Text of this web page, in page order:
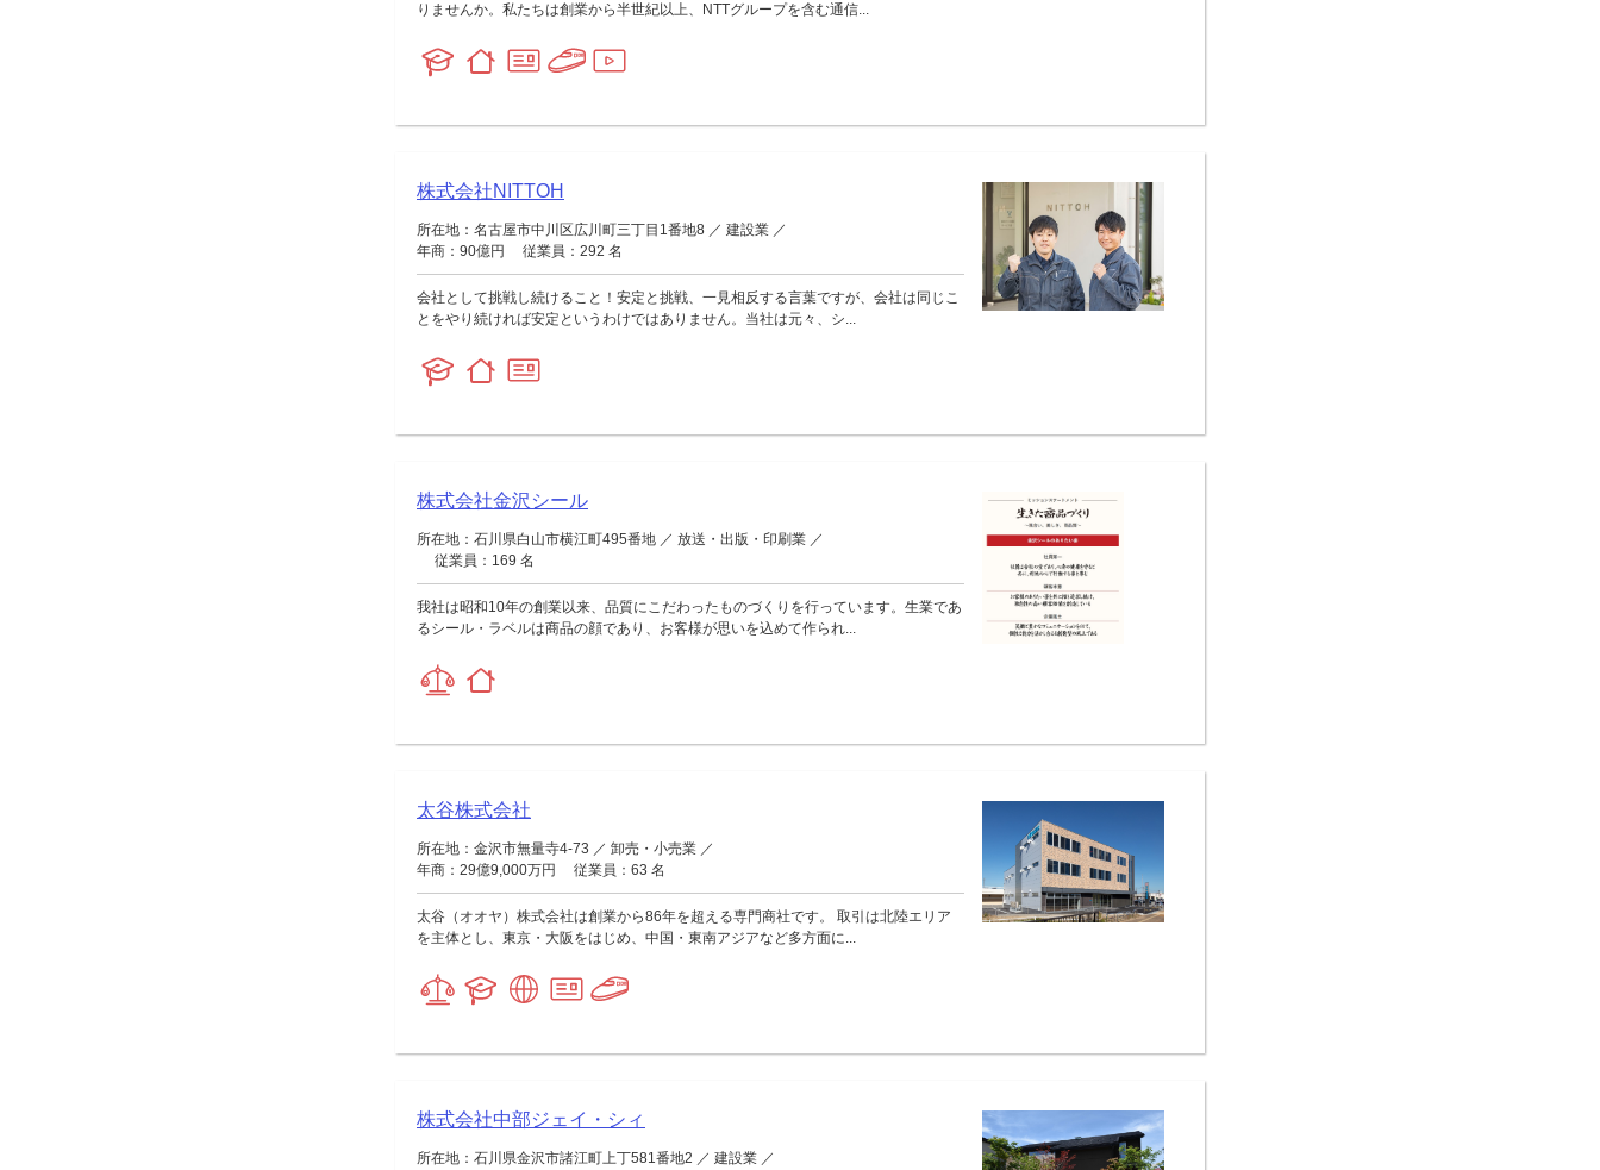
りませんか。私たちは創業から半世紀以上、NTTグループを含む通信...
株式会社NITTOH
所在地：名古屋市中川区広川町三丁目1番地8 ／ 建設業 ／
年商：90億円 従業員：292 名
会社として挑戦し続けること！安定と挑戦、一見相反する言葉ですが、会社は同じこ
とをやり続ければ安定というわけではありません。当社は元々、シ...
株式会社金沢シール
所在地：石川県白山市横江町495番地 ／ 放送・出版・印刷業 ／
従業員：169 名
我社は昭和10年の創業以来、品質にこだわったものづくりを行っています。生業であ
るシール・ラベルは商品の顔であり、お客様が思いを込めて作られ...
太谷株式会社
所在地：金沢市無量寺4-73 ／ 卸売・小売業 ／
年商：29億9,000万円 従業員：63 名
太谷（オオヤ）株式会社は創業から86年を超える専門商社です。 取引は北陸エリア
を主体とし、東京・大阪をはじめ、中国・東南アジアなど多方面に...
株式会社中部ジェイ・シィ
所在地：石川県金沢市諸江町上丁581番地2 ／ 建設業 ／